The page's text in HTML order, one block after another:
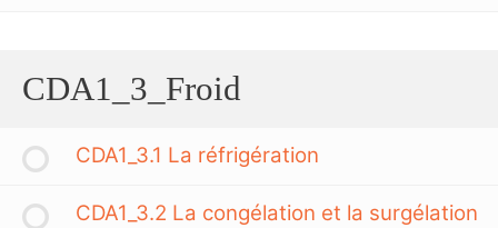
CDA1_3_Froid
CDA1_3.1 La réfrigération
CDA1_3.2 La congélation et la surgélation